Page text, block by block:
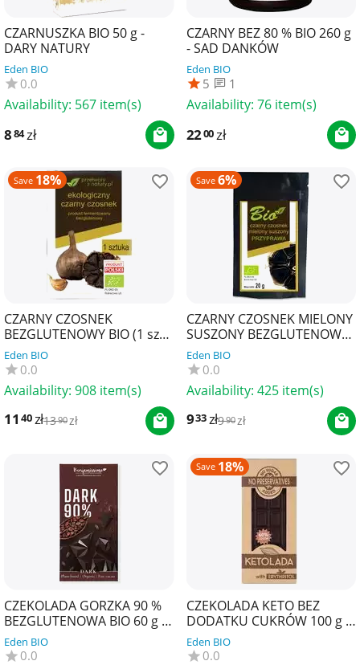
CZARNUSZKA BIO 50 g -
DARY NATURY
Eden BIO
0.0
Availability: 567 item(s)
884zł
CZARNY BEZ 80 % BIO 260 g
- SAD DANKÓW
Eden BIO
5 1
Availability: 76 item(s)
2200zł
Save 18%
CZARNY CZOSNEK
BEZGLUTENOWY BIO (1 szt.)
- PRZETWORY Z NATURY
Eden BIO
0.0
Availability: 908 item(s)
11 40zł1390zł
Save 6%
CZARNY CZOSNEK MIELONY
SUSZONY BEZGLUTENOWY
BIO 20 g - PRZETWORY Z
NATURY
Eden BIO
0.0
Availability: 425 item(s)
933zł990zł
CZEKOLADA GORZKA 90 %
BEZGLUTENOWA BIO 60 g -
BENJAMISSIMO
Eden BIO
0.0
Save 18%
CZEKOLADA KETO BEZ
DODATKU CUKRÓW 100 g -
KETOLADA
Eden BIO
0.0